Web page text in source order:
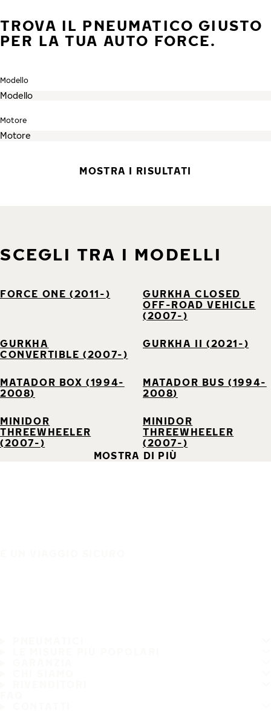
TROVA IL PNEUMATICO GIUSTO
PER LA TUA AUTO FORCE.
Modello
Motore
MOSTRA I RISULTATI
SCEGLI TRA I MODELLI
FORCE ONE (2011-)
GURKHA CLOSED
OFF-ROAD VEHICLE
(2007-)
GURKHA
CONVERTIBLE (2007-)
GURKHA II (2021-)
MATADOR BOX (1994-
2008)
MATADOR BUS (1994-
2008)
MINIDOR
THREEWHEELER
(2007-)
MINIDOR
THREEWHEELER
(2007-)
MOSTRA DI PIÙ